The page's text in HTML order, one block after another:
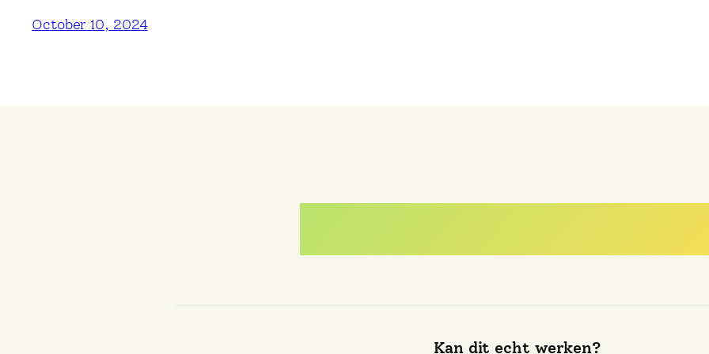
October 10, 2024
Kan dit echt werken?